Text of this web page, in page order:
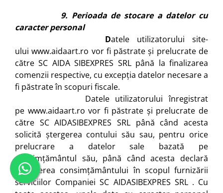
9. Perioada de stocare a datelor cu
caracter personal
Datele utilizatorului site-
uluiwww.aidaart.ro vor fi păstrate și prelucrate de
către SC AIDA SIBEXPRES SRL până la finalizarea
comenzii respective, cu excepția datelor necesare a
fi păstrate în scopuri fiscale.
Datele utilizatorului înregistrat
pe www.aidaart.ro vor fi păstrate și prelucrate de
către SC AIDASIBEXPRES SRL până când acesta
solicită ștergerea contului său sau, pentru orice
prelucrare a datelor sale bazată pe
consimțământul său, până când acesta declară
retragerea consimțământului în scopul furnizării
serviciilor Companiei SC AIDASIBEXPRES SRL . Cu